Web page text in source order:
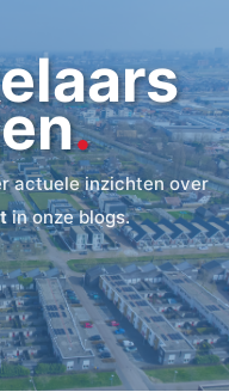
.
actuele inzichten over
in onze blogs.